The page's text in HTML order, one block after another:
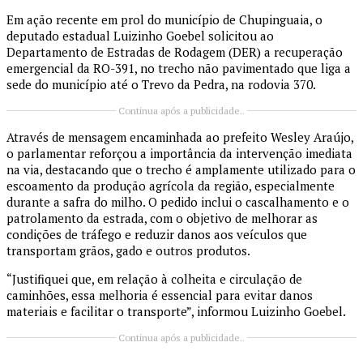
Em ação recente em prol do município de Chupinguaia, o
deputado estadual Luizinho Goebel solicitou ao
Departamento de Estradas de Rodagem (DER) a recuperação
emergencial da RO-391, no trecho não pavimentado que liga a
sede do município até o Trevo da Pedra, na rodovia 370.
Continua após a publicidade..
Através de mensagem encaminhada ao prefeito Wesley Araújo,
o parlamentar reforçou a importância da intervenção imediata
na via, destacando que o trecho é amplamente utilizado para o
escoamento da produção agrícola da região, especialmente
durante a safra do milho. O pedido inclui o cascalhamento e o
patrolamento da estrada, com o objetivo de melhorar as
condições de tráfego e reduzir danos aos veículos que
transportam grãos, gado e outros produtos.
“Justifiquei que, em relação à colheita e circulação de
caminhões, essa melhoria é essencial para evitar danos
materiais e facilitar o transporte”, informou Luizinho Goebel.
Continua após a publicidade..